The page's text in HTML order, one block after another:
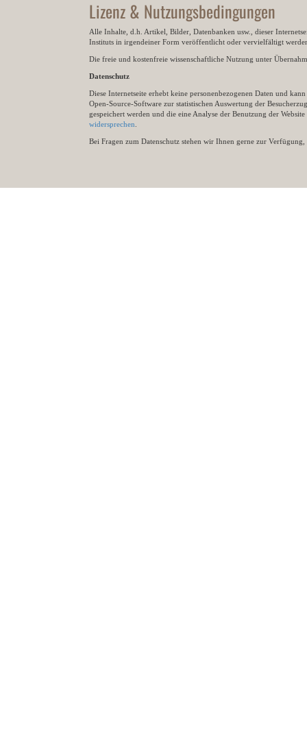
Lizenz & Nutzungsbedingungen
Alle Inhalte, d.h. Artikel, Bilder, Datenbanken usw., dieser
Instituts in irgendeiner Form veröffentlicht oder vervielfältigt
Die freie und kostenfreie wissenschaftliche Nutzung unter
Datenschutz
Diese Internetseite erhebt keine personenbezogenen Daten und
Open-Source-Software zur statistischen Auswertung der
gespeichert werden und die eine Analyse der Benutzung der
widersprechen
Bei Fragen zum Datenschutz stehen wir Ihnen gerne zur